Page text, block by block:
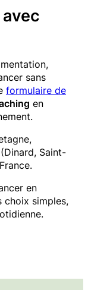
avec
sans
formulaire de
en
Saint-
en
choix simples,